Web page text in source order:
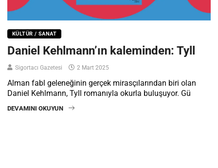
KÜLTÜR / SANAT
Daniel Kehlmann’ın kaleminden: Tyll
Sigortacı Gazetesi 2 Mart 2025
Alman fabl geleneğinin gerçek mirasçılarından biri olan
Daniel Kehlmann, Tyll romanıyla okurla buluşuyor. Gü
DEVAMINI OKUYUN